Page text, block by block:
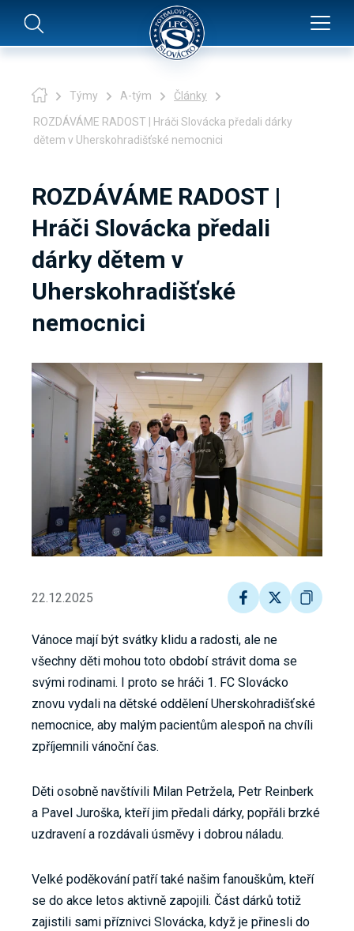
Týmy A-tým Články
ROZDÁVÁME RADOST | Hráči Slovácka předali dárky
dětem v Uherskohradišťské nemocnici
ROZDÁVÁME RADOST |
Hráči Slovácka předali
dárky dětem v
Uherskohradišťské
nemocnici
22.12.2025
Vánoce mají být svátky klidu a radosti, ale ne
všechny děti mohou toto období strávit doma se
svými rodinami. I proto se hráči 1. FC Slovácko
znovu vydali na dětské oddělení Uherskohradišťské
nemocnice, aby malým pacientům alespoň na chvíli
zpříjemnili vánoční čas.
Děti osobně navštívili Milan Petržela, Petr Reinberk
a Pavel Juroška, kteří jim předali dárky, popřáli brzké
uzdravení a rozdávali úsměvy i dobrou náladu.
Velké poděkování patří také našim fanouškům, kteří
se do akce letos aktivně zapojili. Část dárků totiž
zajistili sami příznivci Slovácka, když je přinesli do